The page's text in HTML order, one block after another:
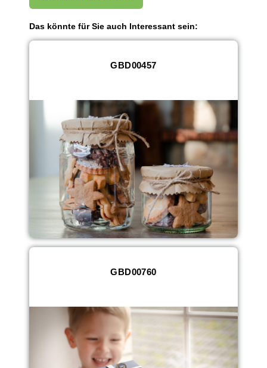
Das könnte für Sie auch Interessant sein:
GBD00457
GBD00760